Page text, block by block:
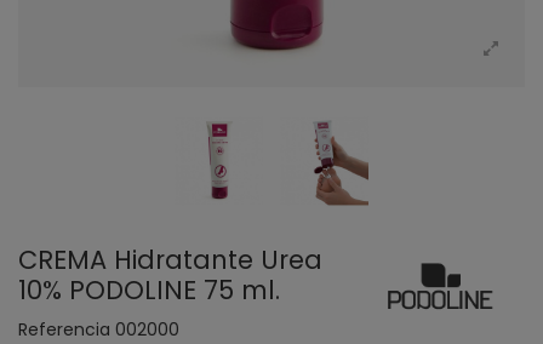
CREMA Hidratante Urea
10% PODOLINE 75 ml.
Referencia 002000